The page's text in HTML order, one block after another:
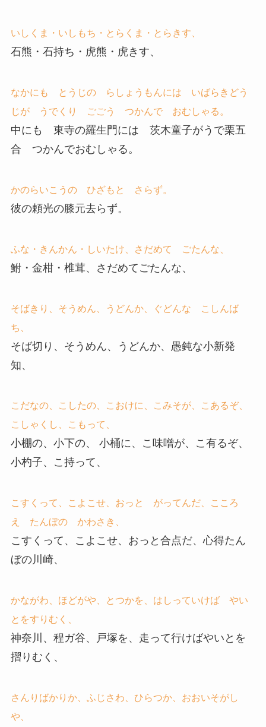
いしくま・いしもち・とらくま・とらきす、
石熊・石持ち・虎熊・虎きす、
なかにも とうじの らしょうもんには いばらきどう
じが うでくり ごごう つかんで おむしゃる。
中にも 東寺の羅生門には 茨木童子がうで栗五
合 つかんでおむしゃる。
かのらいこうの ひざもと さらず。
彼の頼光の膝元去らず。
ふな・きんかん・しいたけ、さだめて ごたんな、
鮒・金柑・椎茸、さだめてごたんな、
そばきり、そうめん、うどんか、ぐどんな こしんば
ち、
そば切り、そうめん、うどんか、愚鈍な小新発
知、
こだなの、こしたの、こおけに、こみそが、こあるぞ、
こしゃくし、こもって、
小棚の、小下の、 小桶に、こ味噌が、こ有るぞ、
小杓子、こ持って、
こすくって、こよこせ、おっと がってんだ、こころ
え たんぼの かわさき、
こすくって、こよこせ、おっと合点だ、心得たん
ぼの川崎、
かながわ、ほどがや、とつかを、はしっていけば やい
とをすりむく、
神奈川、程ガ谷、戸塚を、走って行けばやいとを
摺りむく、
さんりばかりか、ふじさわ、ひらつか、おおいそがし
や、